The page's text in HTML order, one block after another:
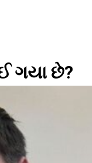
ગયા છે?